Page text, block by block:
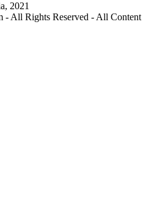
2021
- All Rights Reserved - All Content